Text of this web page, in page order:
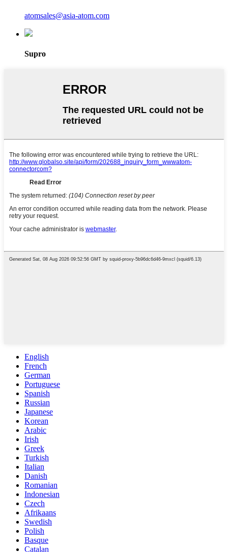
atomsales@asia-atom.com
Supro
English
French
German
Portuguese
Spanish
Russian
Japanese
Korean
Arabic
Irish
Greek
Turkish
Italian
Danish
Romanian
Indonesian
Czech
Afrikaans
Swedish
Polish
Basque
Catalan